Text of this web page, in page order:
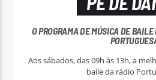
O PROGRAMA DE MÚSICA DE
Aos sábados, das 09h às 13h, a